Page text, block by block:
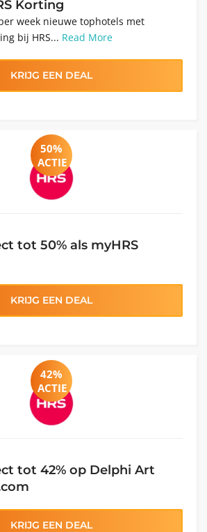
Korting
week nieuwe tophotels met
bij HRS... Read More
KRIJG EEN DEAL
50%
ACTIE
tot 50% als myHRS
KRIJG EEN DEAL
42%
ACTIE
tot 42% op Delphi Art
KRIJG EEN DEAL